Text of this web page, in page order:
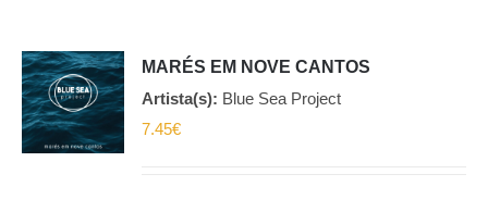
MARÉS EM NOVE CANTOS
Artista(s): Blue Sea Project
7.45€